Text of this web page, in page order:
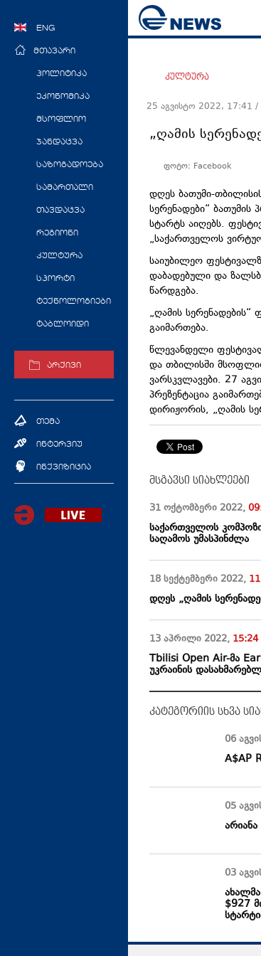
ENG
მთავარი
პოლიტიკა
ეკონომიკა
მსოფლიო
ჯანდაცვა
საზოგადოება
სამართალი
თავდაცვა
რეგიონი
კულტურა
სპორტი
ტექნოლოგიები
ტაბლოიდი
არქივი
თემა
ინტერვიუ
ინქვიზიცია
კულტურა
25 აგვისტო 2022, 17:41 /
„ღამის
ფოტო: Facebook
დღეს ბათუმი-
სერენადები“
სტარტს აიღებს.
„საქართველოს
საიუბილეო
დაბადებული და
წარდგება.
„ღამის სერენადების“
გაიმართება.
წლევანდელი
და თბილისში
ვარსკვლავები. 27
პრეზენტაცია
დირიჟორის, „ღამის
მსგავსი სიახლეები
31 ოქტომბერი 2022,
საქართველოს
საღამოს უმასპინძლა
18 სექტემბერი 2022,
დღეს „ღამის
13 აპრილი 2022, 15:24
Tbilisi Open Air-მა
უკრაინის
კატეგორიის სხვა
06
A$AP
05
03
$927